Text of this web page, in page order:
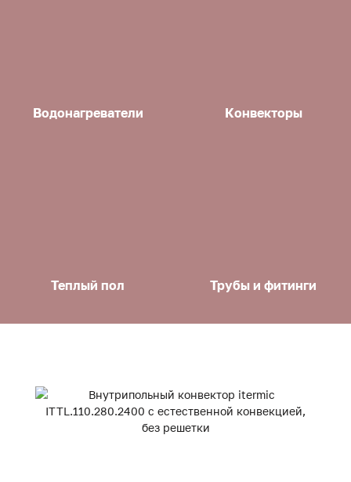
Водонагреватели Конвекторы
Теплый пол Трубы и фитинги